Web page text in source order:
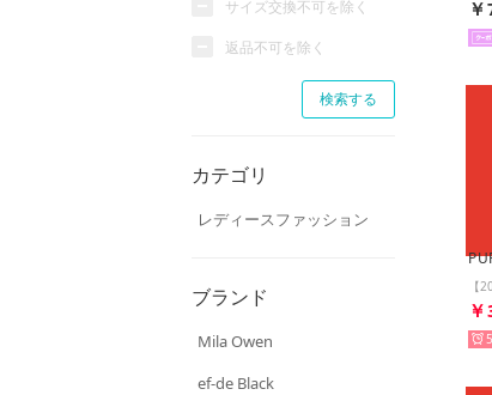
サイズ交換不可を除く
返品不可を除く
カテゴリ
レディースファッション
ブランド
Mila Owen
ef-de Black